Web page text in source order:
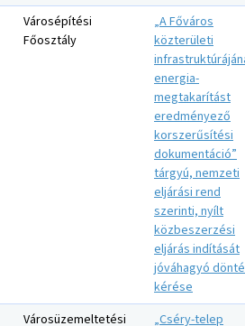
Városépítési
Főosztály
„A Főváros
közterületi
energia-
megtakarítást
eredményező
korszerűsítési
dokumentáció”
tárgyú, nemzeti
eljárási rend
szerinti, nyílt
közbeszerzési
eljárás indítását
jóváhagyó
kérése
Városüzemeltetési „Cséry-telep